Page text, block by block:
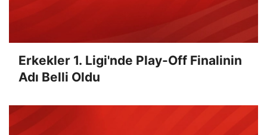
Erkekler 1. Ligi'nde Play-Off Finalinin
Adı Belli Oldu